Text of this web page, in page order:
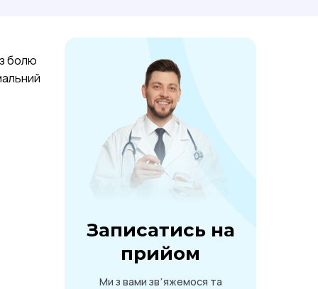
болю
Записатись на
прийом
Ми з вами звʼяжемося та